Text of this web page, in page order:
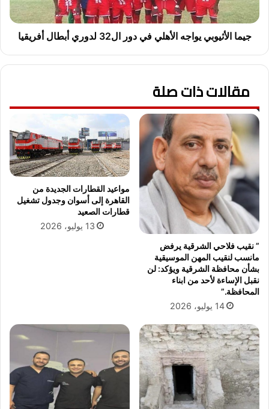
ا
ء
م
ز
و
ا
ل
د
ن
و
ل
ح
ي
ا
ء
ك
ث
ي
ف
ا
ل
ج
ث
ي
ج
ه
ا
ل
ه
ل
ي
ر
ا
ل
ل
د
و
ر
ي
أ
ب
جيما الأثيوبي يواجه الأهلي في دور ال32 لدوري أبطال أفريقيا
مقالات ذات صلة
” نقيب فلاحي الشرقية يرفض
مانسب لنقيب المهن الموسيقية
بشأن محافظة الشرقية ويؤكد: لن
نقبل الإساءة لأحد من ابناء
المحافظة.”
14 يوليو، 2026
مواعيد القطارات الجديدة من
القاهرة إلى أسوان وجدول تشغيل
قطارات الصعيد
13 يوليو، 2026